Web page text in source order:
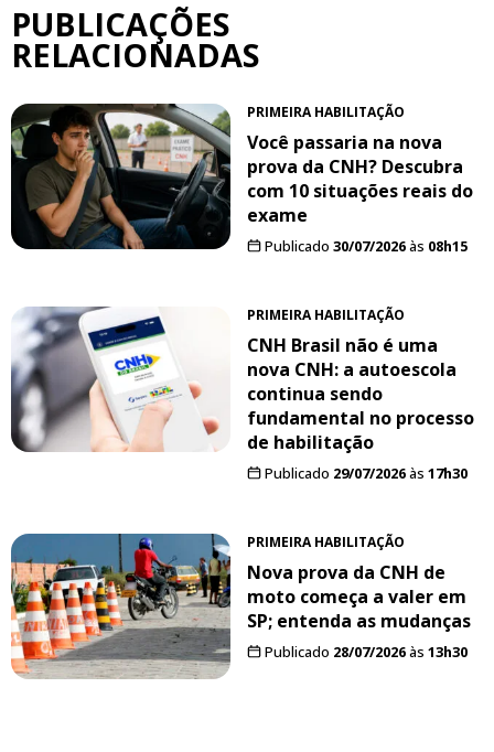
PUBLICAÇÕES
RELACIONADAS
PRIMEIRA HABILITAÇÃO
Você passaria na nova
prova da CNH? Descubra
com 10 situações reais do
exame
Publicado 30/07/2026às 08h15
PRIMEIRA HABILITAÇÃO
CNH Brasil não é uma
nova CNH: a autoescola
continua sendo
fundamental no processo
de habilitação
Publicado 29/07/2026às 17h30
PRIMEIRA HABILITAÇÃO
Nova prova da CNH de
moto começa a valer em
SP; entenda as mudanças
Publicado 28/07/2026às 13h30